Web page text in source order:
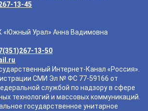
13-45
«Южный Урал» Анна Вадимовна
13-50
Интернет-Канал «Россия».
СМИ Эл № ФС 77-59166 от
службой по надзору в сфере
технологий и массовых коммуникаций.
государственное унитарное